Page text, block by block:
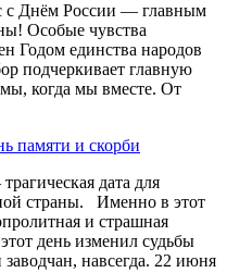
с Днём России — главным
Особые чувства
Годом единства народов
подчеркивает главную
когда мы вместе. От
памяти и скорби
дата для
страны. Именно в этот
и страшная
день изменил судьбы
навсегда. 22 июня